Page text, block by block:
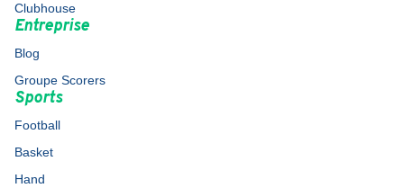
Clubhouse
Entreprise
Blog
Groupe Scorers
Sports
Football
Basket
Hand